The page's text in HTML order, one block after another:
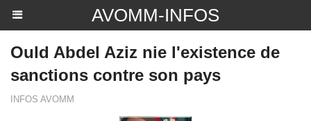
AVOMM-INFOS
Ould Abdel Aziz nie l'existence de
sanctions contre son pays
INFOS AVOMM